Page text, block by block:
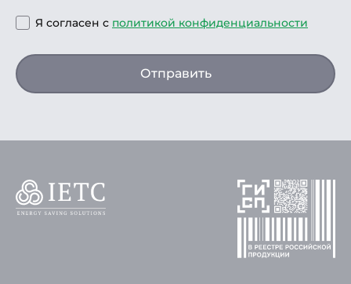
Я согласен с политикой конфиденциальности
Отправить